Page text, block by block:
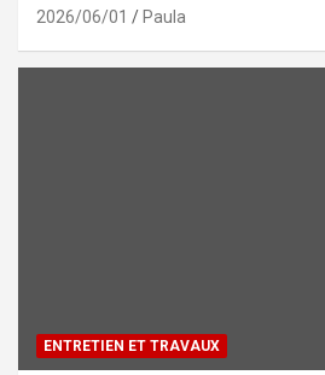
2026/06/01 Paula
ENTRETIEN ET TRAVAUX